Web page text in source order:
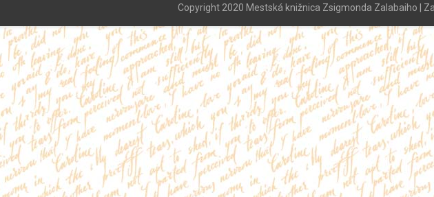
Copyright 2020 Mestská knižnica Zsigmonda Zalabaiho |